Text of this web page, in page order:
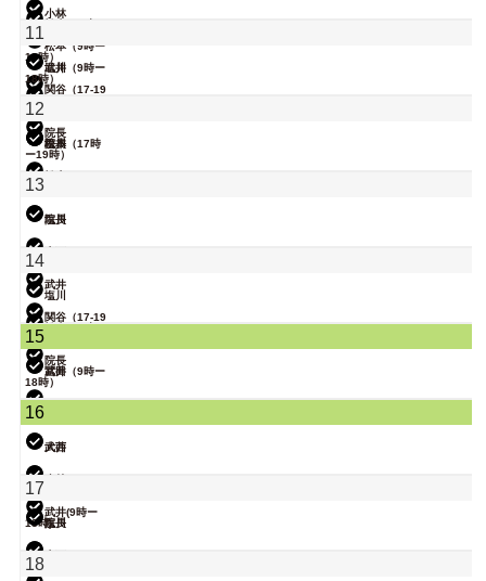
小林
松本（9時ー
18時）
関谷（17-19
時）
院長
18時）
武井
時）
院長
11
塩川（9時ー
18時）
松本（17時
ー19時）
院長
12
塩川
13
塩川
武井
関谷（17-19
時）
院長
14
塩川
18時）
武井
時）
15
冨田（9時ー
18時）
武井
時）
院長
16
大西
武井(9時ー
18時)
ト
17
塩川
18